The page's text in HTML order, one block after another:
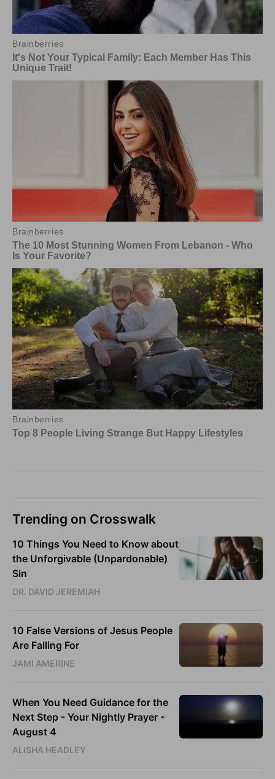
Trending on Crosswalk
10 Things You Need to Know about
the Unforgivable (Unpardonable)
Sin
DR. DAVID JEREMIAH
10 False Versions of Jesus People
Are Falling For
JAMI AMERINE
When You Need Guidance for the
Next Step - Your Nightly Prayer -
August 4
ALISHA HEADLEY